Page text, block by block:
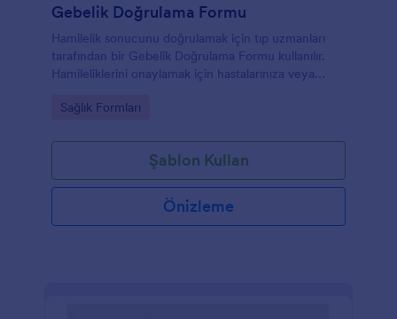
Gebelik Doğrulama Formu
Hamilelik sonucunu doğrulamak için tıp uzmanları
tarafından bir Gebelik Doğrulama Formu kullanılır.
Hamileliklerini onaylamak için hastalarınıza veya
gönderin! Formu istediğiniz düzene ve yazı tipi
hazırsınız!
Go to Category:
Sağlık Formları
Şablon Kullan
Önizleme